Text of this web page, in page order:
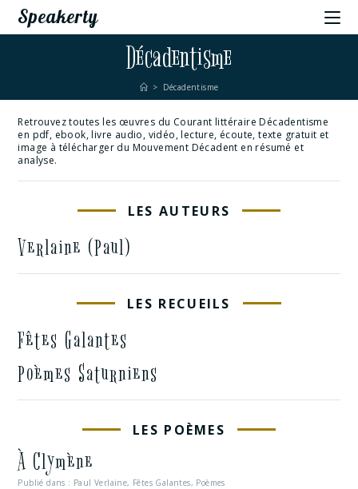
Speakerty
Décadentisme
> Décadentisme
Retrouvez toutes les œuvres du Courant littéraire Décadentisme
en pdf, ebook, livre audio, vidéo, lecture, écoute, texte gratuit et
image à télécharger du Mouvement Décadent en résumé et
analyse.
LES AUTEURS
Verlaine (Paul)
LES RECUEILS
Fêtes Galantes
Poèmes Saturniens
LES POÈMES
À Clymène
Publié dans : Paul Verlaine, Fêtes Galantes, Poèmes